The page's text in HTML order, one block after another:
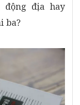
địa hay
ba?